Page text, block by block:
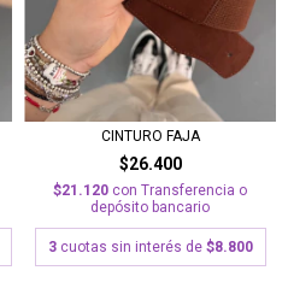
CINTURO FAJA
$26.400
$21.120 con Transferencia o
depósito bancario
3 cuotas sin interés de $8.800